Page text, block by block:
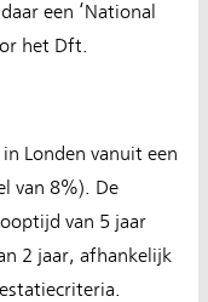
een ‘National
het Dft.
Londen vanuit een
van 8%). De
van 5 jaar
2 jaar, afhankelijk